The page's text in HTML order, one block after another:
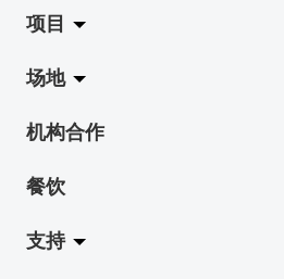
艺穗会的演化
使命与宗旨
艺穗会架构
档案库
艺穗网志
拉阔
展览
演出
活动
工作坊
项目
Jazz-Go-Central, Jazz-Go-Fringe
LPL
2015-16 艺术场地资助计划
2015 照亮香港在新加坡
场地
陈丽玲划廊
奶库
地下剧场
机构合作
餐饮
支持